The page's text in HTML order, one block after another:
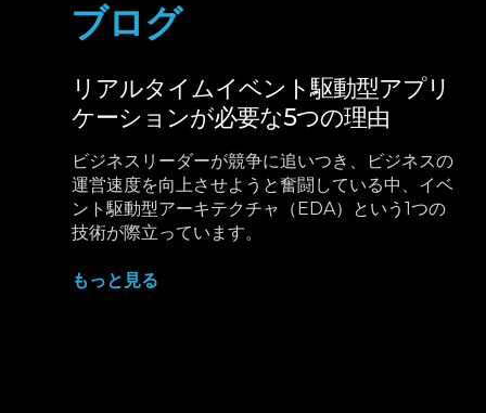
ブログ
リアルタイムイベント駆動型アプリ
ケーションが必要な5つの理由
ビジネスリーダーが競争に追いつき、ビジネスの
運営速度を向上させようと奮闘している中、イベ
ント駆動型アーキテクチャ（EDA）という1つの
技術が際立っています。
もっと見る